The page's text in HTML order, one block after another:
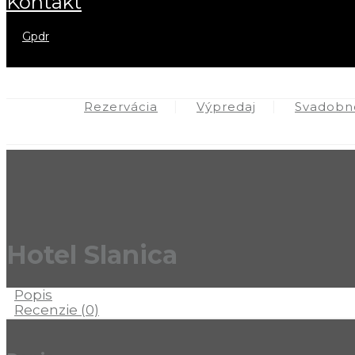
gpdr
Rezervácia Výpredaj
Hotel Slanica
Popis
Recenzie (0)